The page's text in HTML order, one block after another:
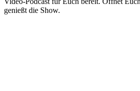
genießt die Show.